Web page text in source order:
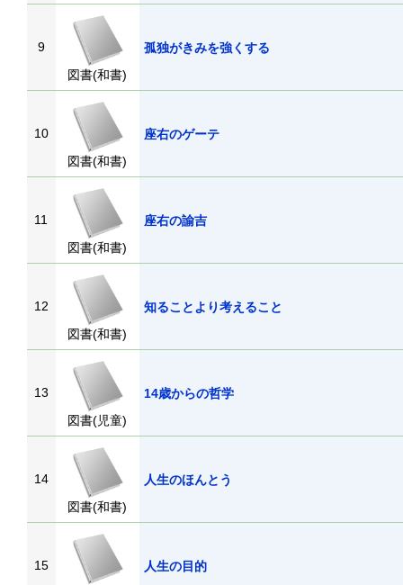
9
図書(和書)
孤独がきみを強くする
10
図書(和書)
座右のゲーテ
11
図書(和書)
座右の諭吉
12
図書(和書)
知ることより考えること
13
図書(児童)
14歳からの哲学
14
図書(和書)
人生のほんとう
15
人生の目的